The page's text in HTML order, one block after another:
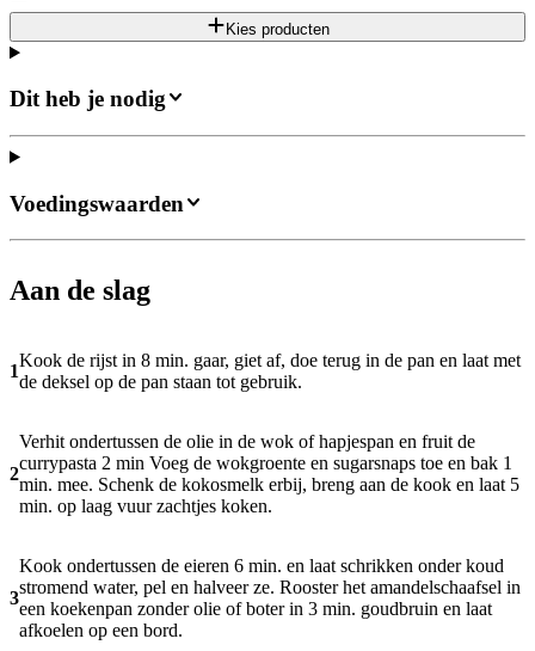
Kies producten
Dit heb je nodig
Aan de slag
1
Kook de rijst in 8 min. gaar, giet af, doe terug in de pan en laat met
de deksel op de pan staan tot gebruik.
2
Verhit ondertussen de olie in de wok of hapjespan en fruit de
currypasta 2 min Voeg de wokgroente en sugarsnaps toe en bak 1
min. mee. Schenk de kokosmelk erbij, breng aan de kook en laat 5
min. op laag vuur zachtjes koken.
3
Kook ondertussen de eieren 6 min. en laat schrikken onder koud
stromend water, pel en halveer ze. Rooster het amandelschaafsel in
een koekenpan zonder olie of boter in 3 min. goudbruin en laat
afkoelen op een bord.
Voedingswaarden